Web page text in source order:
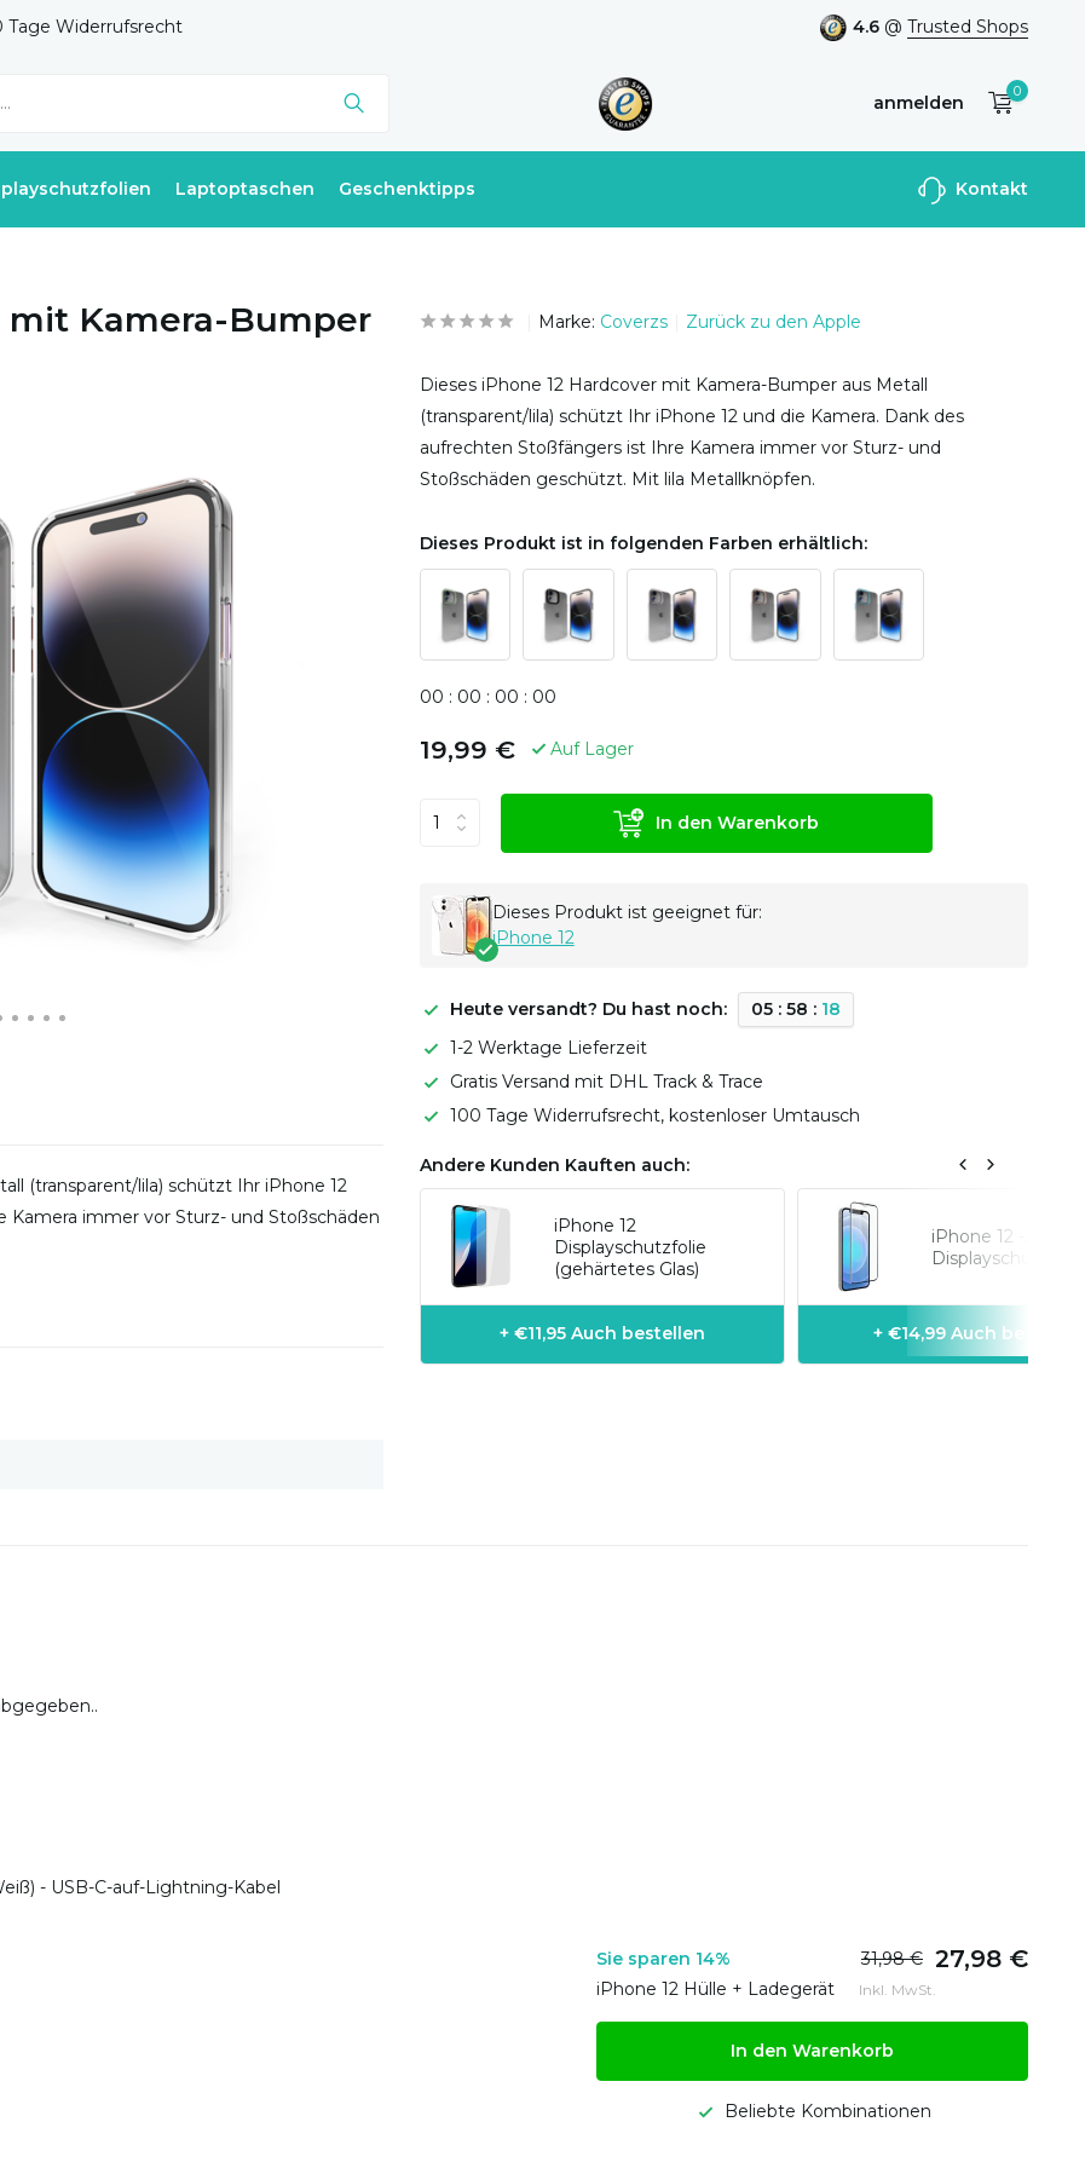
Tage Widerrufsrecht 4.6 @ Trusted Shops
anmelden
Benutzerkonto
0
Laptoptaschen Geschenktipps Kontakt
mit Kamera-Bumper
(transparent/lila) schützt Ihr iPhone 12
Kamera immer vor Sturz- und Stoßschäden
Marke: Coverzs Zurück zu den Apple
Dieses iPhone 12 Hardcover mit Kamera-Bumper aus Metall
(transparent/lila) schützt Ihr iPhone 12 und die Kamera. Dank des
aufrechten Stoßfängers ist Ihre Kamera immer vor Sturz- und
Stoßschäden geschützt. Mit lila Metallknöpfen.
Dieses Produkt ist in folgenden Farben erhältlich:
00 : 00 : 00 : 00
19,99 € Auf Lager
In den Warenkorb
Dieses Produkt ist geeignet für:
iPhone 12
Heute versandt? Du hast noch: 05: 58 : 17
1-2 Werktage Lieferzeit
Gratis Versand mit DHL Track & Trace
100 Tage Widerrufsrecht, kostenloser Umtausch
Andere Kunden Kauften auch:
iPhone 12
Displayschutzfolie
(gehärtetes Glas)
+ €11,95 Auch bestellen
iPhone 12 -3D-
Displayschutzfolie
+ €14,99 Auch bestellen
- USB-C-auf-Lightning-Kabel
Sie sparen 14% 31,98 € 27,98 €
iPhone 12 Hülle + Ladegerät Inkl. MwSt.
In den Warenkorb
Beliebte Kombinationen